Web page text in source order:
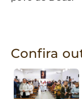
Confira